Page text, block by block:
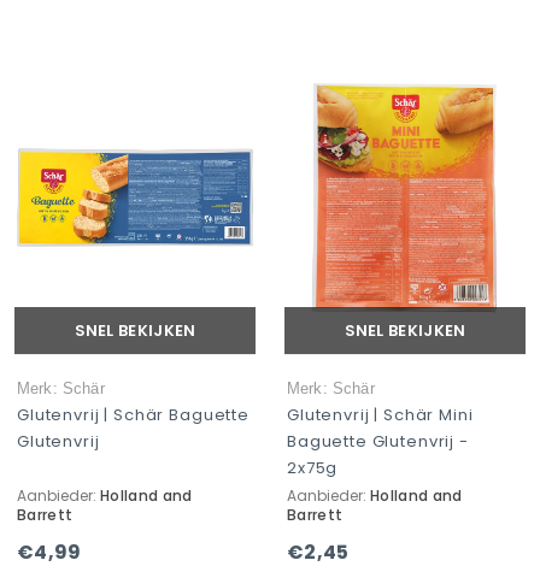
SNEL BEKIJKEN
Merk: Schär
Glutenvrij | Schär Baguette
Glutenvrij
Aanbieder: Holland and
Barrett
€4,99
SNEL BEKIJKEN
Merk: Schär
Glutenvrij | Schär Mini
Baguette Glutenvrij -
2x75g
Aanbieder: Holland and
Barrett
€2,45